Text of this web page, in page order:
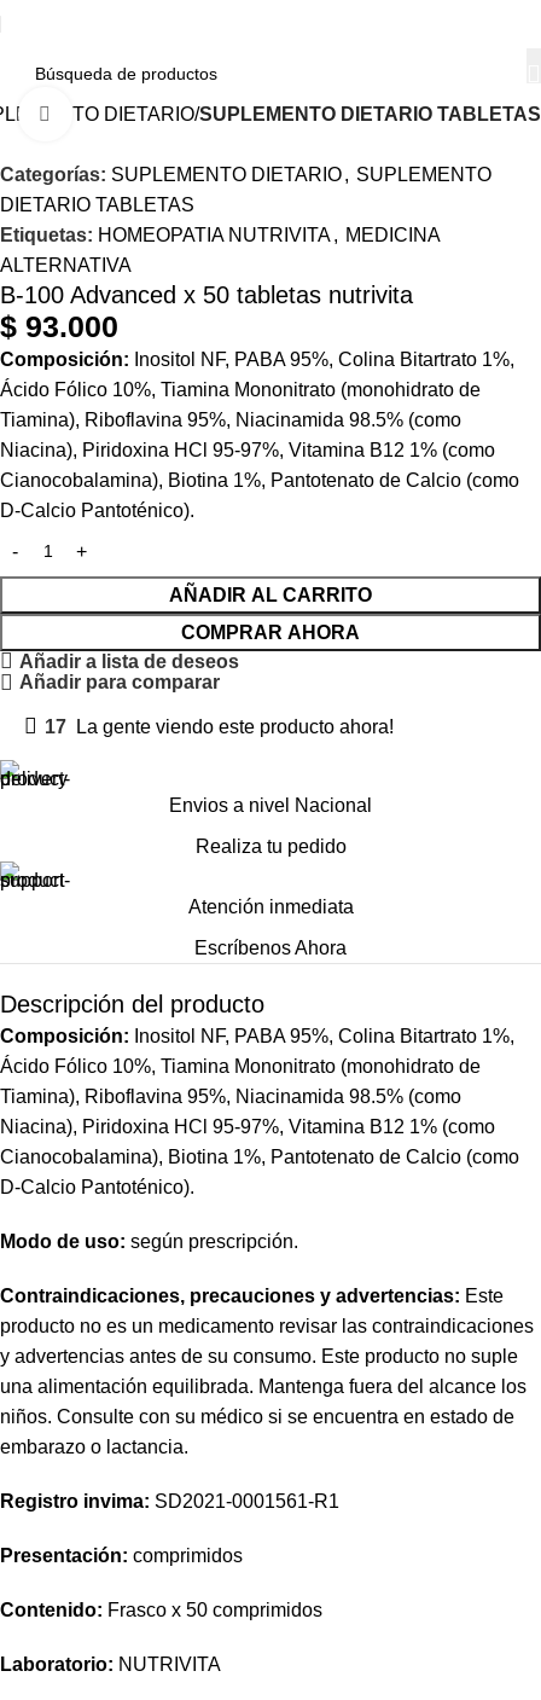
DIETARIO SUPLEMENTO DIETARIO TABLETAS
Haga Click para agrandar
Categorías: SUPLEMENTO DIETARIO, SUPLEMENTO
DIETARIO TABLETAS
Etiquetas: HOMEOPATIA NUTRIVITA, MEDICINA
ALTERNATIVA
B-100 Advanced x 50 tabletas nutrivita
$ 93.000
Composición: Inositol NF, PABA95%, Colina Bitartrato 1%,
Ácido Fólico 10%, Tiamina Mononitrato (monohidrato de
Tiamina), Riboflavina 95%, Niacinamida 98.5% (como
Niacina), Piridoxina HCl 95-97%, Vitamina B12 1% (como
Cianocobalamina), Biotina 1%, Pantotenato de Calcio (como
D-Calcio Pantoténico).
AÑADIR AL CARRITO
COMPRAR AHORA
Añadir a lista de deseos
Añadir para comparar
17 La gente viendo este producto ahora!
Envios a nivel Nacional
Realiza tu pedido
Atención inmediata
Escríbenos Ahora
Descripción del producto
Composición: Inositol NF, PABA95%, Colina Bitartrato 1%,
Ácido Fólico 10%, Tiamina Mononitrato (monohidrato de
Tiamina), Riboflavina 95%, Niacinamida 98.5% (como
Niacina), Piridoxina HCl 95-97%, Vitamina B12 1% (como
Cianocobalamina), Biotina 1%, Pantotenato de Calcio (como
D-Calcio Pantoténico).
Modo de uso: según prescripción.
Contraindicaciones, precauciones y advertencias: Este
producto no es un medicamento revisar las contraindicaciones
y advertencias antes de su consumo. Este producto no suple
una alimentación equilibrada. Mantenga fuera del alcance los
niños. Consulte con su médico si se encuentra en estado de
embarazo o lactancia.
Registro invima: SD2021-0001561-R1
Presentación: comprimidos
Contenido: Frasco x 50 comprimidos
Laboratorio: NUTRIVITA